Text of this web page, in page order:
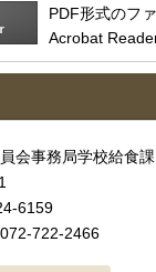
PDF形式のフ
Acrobat
会事務局学校給食
6159
722-2466